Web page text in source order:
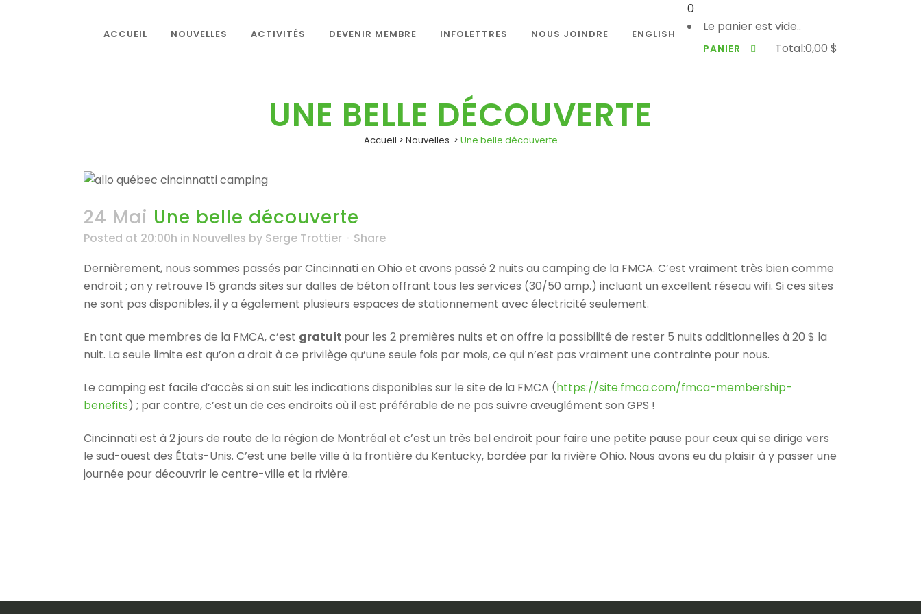
0
Le panier est vide..
PANIER Total:0,00 $
ACCUEIL NOUVELLES ACTIVITÉS DEVENIR MEMBRE INFOLETTRES NOUS JOINDRE ENGLISH
UNE BELLE DÉCOUVERTE
Accueil > Nouvelles > Une belle découverte
24 Mai Une belle découverte
Posted at 20:00h in Nouvelles by Serge Trottier
Share
Dernièrement, nous sommes passés par Cincinnati en Ohio et avons passé 2 nuits au camping de la FMCA. C’est vraiment très bien comme
endroit ; on y retrouve 15 grands sites sur dalles de béton offrant tous les services (30/50 amp.) incluant un excellent réseau wifi. Si ces sites
ne sont pas disponibles, il y a également plusieurs espaces de stationnement avec électricité seulement.
En tant que membres de la FMCA, c’est gratuit pour les 2 premières nuits et on offre la possibilité de rester 5 nuits additionnelles à 20 $ la
nuit. La seule limite est qu’on a droit à ce privilège qu’une seule fois par mois, ce qui n’est pas vraiment une contrainte pour nous.
Le camping est facile d’accès si on suit les indications disponibles sur le site de la FMCA (https://site.fmca.com/fmca-membership-
benefits) ; par contre, c’est un de ces endroits où il est préférable de ne pas suivre aveuglément son GPS !
Cincinnati est à 2 jours de route de la région de Montréal et c’est un très bel endroit pour faire une petite pause pour ceux qui se dirige vers
le sud-ouest des États-Unis. C’est une belle ville à la frontière du Kentucky, bordée par la rivière Ohio. Nous avons eu du plaisir à y passer une
journée pour découvrir le centre-ville et la rivière.